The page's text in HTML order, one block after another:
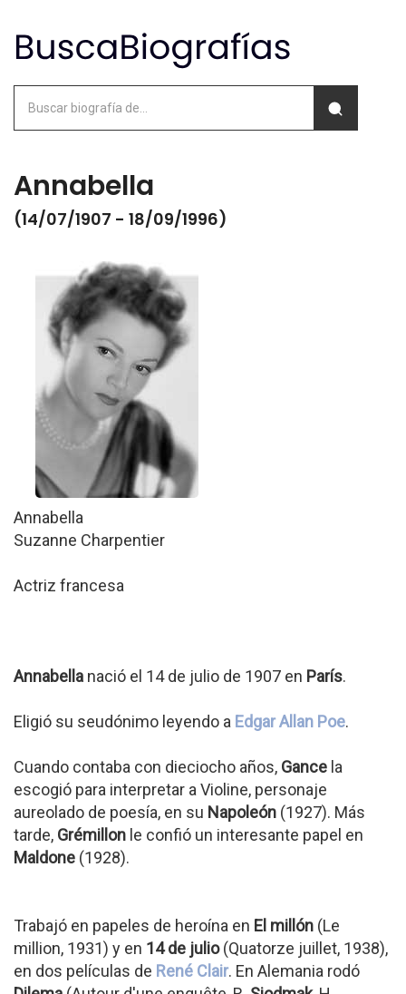
Annabella
(14/07/1907 - 18/09/1996)
Annabella
Suzanne Charpentier
Actriz francesa
Annabella nació el 14 de julio de 1907 en París.
Eligió su seudónimo leyendo a Edgar Allan Poe.
Cuando contaba con dieciocho años, Gance la
escogió para interpretar a Violine, personaje
aureolado de poesía, en su Napoleón (1927). Más
tarde, Grémillon le confió un interesante papel en
Maldone (1928).
Trabajó en papeles de heroína en El millón (Le
million, 1931) y en 14 de julio(Quatorze juillet, 1938),
en dos películas de René Clair. En Alemania rodó